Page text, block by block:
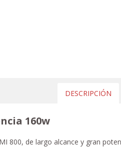
DESCRIPCIÓN
160w
800, de largo alcance y gran